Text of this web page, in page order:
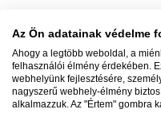
EGYÉB
Az Ön adatainak védelme
Ahogy a legtöbb weboldal, a
felhasználói élmény érdekében.
webhelyünk fejlesztésére,
nagyszerű webhely-élmény
alkalmazzuk. Az "Értem" gombra